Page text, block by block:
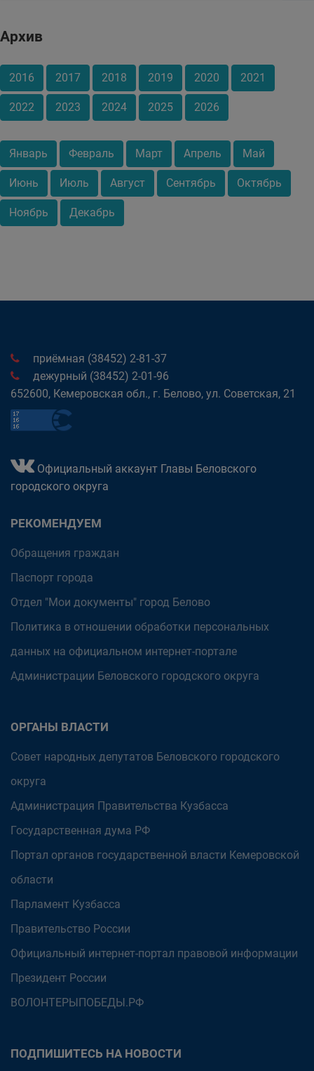
Архив
2016 2017 2018 2019 2020 2021
2022 2023 2024 2025 2026
Январь Февраль Март Апрель Май
Июнь Июль Август Сентябрь Октябрь
Ноябрь Декабрь
приёмная (38452) 2-81-37
дежурный (38452) 2-01-96
652600, Кемеровская обл., г. Белово, ул. Советская, 21
Официальный аккаунт Главы Беловского
городского округа
РЕКОМЕНДУЕМ
Обращения граждан
Паспорт города
Отдел "Мои документы" город Белово
Политика в отношении обработки персональных
данных на официальном интернет-портале
Администрации Беловского городского округа
ОРГАНЫ ВЛАСТИ
Совет народных депутатов Беловского городского
округа
Администрация Правительства Кузбасса
Государственная дума РФ
Портал органов государственной власти Кемеровской
области
Парламент Кузбасса
Правительство России
Официальный интернет-портал правовой информации
Президент России
ВОЛОНТЕРЫПОБЕДЫ.РФ
ПОДПИШИТЕСЬ НА НОВОСТИ